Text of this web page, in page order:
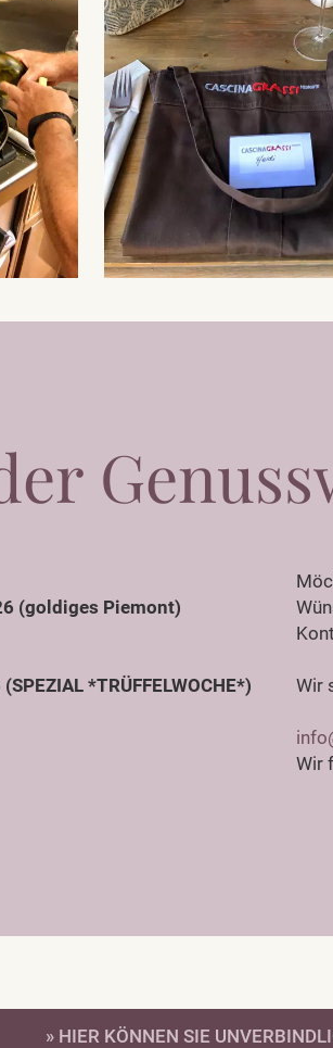
(goldiges Piemont)
*TRÜFFELWOCHE*)
Wir
Wir
» HIER KÖNNEN SIE